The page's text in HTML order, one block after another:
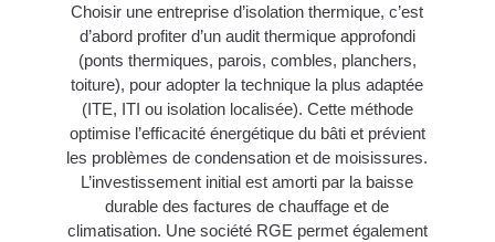
Choisir une entreprise d’isolation thermique, c’est
d’abord profiter d’un audit thermique approfondi
(ponts thermiques, parois, combles, planchers,
toiture), pour adopter la technique la plus adaptée
(ITE, ITI ou isolation localisée). Cette méthode
optimise l’efficacité énergétique du bâti et prévient
les problèmes de condensation et de moisissures.
L’investissement initial est amorti par la baisse
durable des factures de chauffage et de
climatisation. Une société RGE permet également